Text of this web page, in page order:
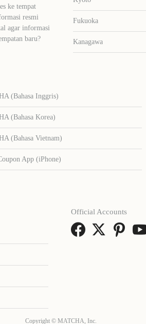
ke tempat
resmi
agar informasi
baru?
Fukuoka
Kanagawa
(Bahasa Inggris)
(Bahasa Korea)
(Bahasa Vietnam)
App (iPhone)
Official Accounts
Copyright © MATCHA, Inc.